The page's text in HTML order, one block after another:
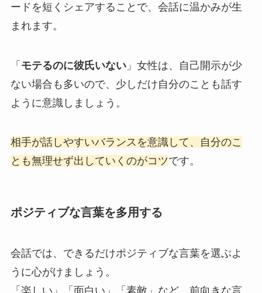
ードを短くシェアすることで、会話に温かみが生
まれます。
「 モテるのに彼氏いない」女性は、自己開示が少
ない場合も多いので、少しだけ自分のことも話す
ように意識しましょう。
相手が話しやすいバランスを意識して、自分のこ
とも無理せず出していくのがコツです。
ポジティブな言葉を多用する
会話では、できるだけポジティブな言葉を選ぶよ
うに心がけましょう。
「楽しい」「面白い」「素敵」など、前向きな言